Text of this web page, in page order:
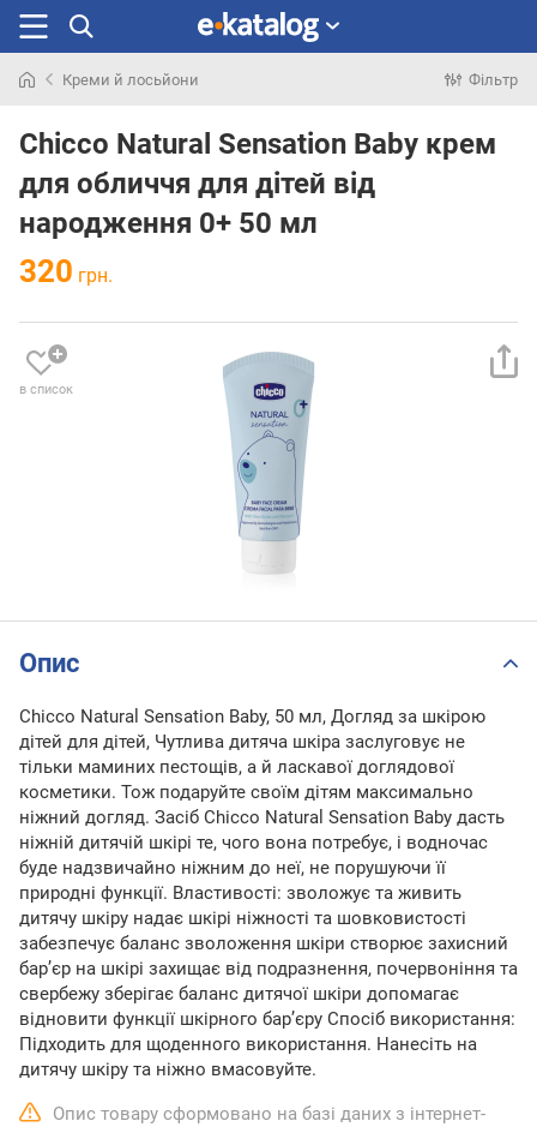
раніше
Креми й лосьйони Фільтр
Chicco Natural Sensation Baby крем
для обличчя для дітей від
народження 0+ 50 мл
320 грн.
в список
Опис
Chicco Natural Sensation Baby, 50 мл, Догляд за шкірою
дітей для дітей, Чутлива дитяча шкіра заслуговує не
тільки маминих пестощів, а й ласкавої доглядової
косметики. Тож подаруйте своїм дітям максимально
ніжний догляд. Засіб Chicco Natural Sensation Baby дасть
ніжній дитячій шкірі те, чого вона потребує, і водночас
буде надзвичайно ніжним до неї, не порушуючи її
природні функції. Властивості: зволожує та живить
дитячу шкіру надає шкірі ніжності та шовковистості
забезпечує баланс зволоження шкіри створює захисний
бар’єр на шкірі захищає від подразнення, почервоніння та
свербежу зберігає баланс дитячої шкіри допомагає
відновити функції шкірного бар’єру Спосіб використання:
Підходить для щоденного використання. Нанесіть на
дитячу шкіру та ніжно вмасовуйте.
Опис товару сформовано на базі даних з інтернет-